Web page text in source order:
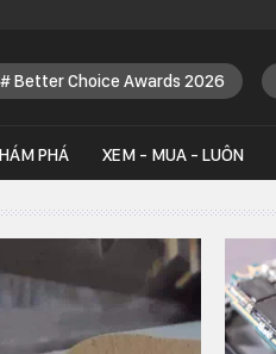
Better Choice Awards 2026
PHÁ XEM - MUA - LUÔN